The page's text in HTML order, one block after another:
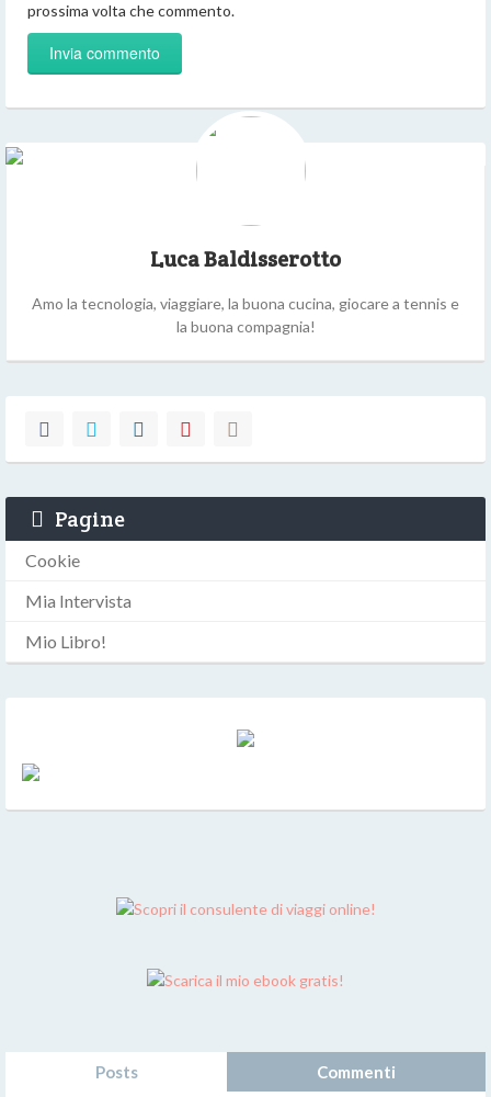
prossima volta che commento.
Luca Baldisserotto
Amo la tecnologia, viaggiare, la buona cucina, giocare a tennis e
la buona compagnia!
Pagine
Cookie
Mia Intervista
Mio Libro!
Posts Commenti